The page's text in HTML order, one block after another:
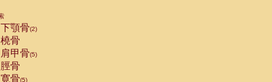
顎骨(2)
骨
甲骨(5)
骨
骨(5)